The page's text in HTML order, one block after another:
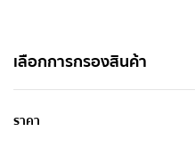
เลือกการกรองสินค้า
ราคา